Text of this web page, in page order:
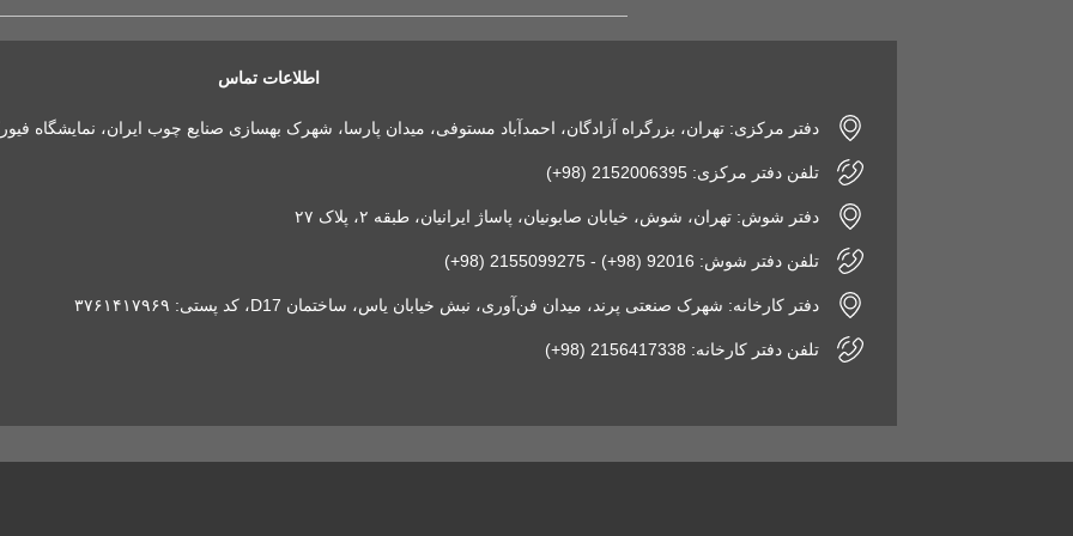
اطلاعات تماس
دفتر مرکزی: تهران، بزرگراه آزادگان، احمدآباد مستوفی، میدان پارسا، شهرک بهسازی صنایع چوب ایران، نمایشگاه
تلفن دفتر مرکزی: 2152006395 (98+)
دفتر شوش: تهران، شوش، خیابان صابونیان، پاساژ ایرانیان، طبقه ۲، پلاک ۲۷
تلفن دفتر شوش: 92016 (98+) - 2155099275 (98+)
دفتر کارخانه: شهرک صنعتی پرند، میدان فن‌آوری، نبش خیابان یاس، ساختمان D17، کد پستی: ۳۷۶۱۴۱۷۹۶۹
تلفن دفتر کارخانه: 2156417338 (98+)